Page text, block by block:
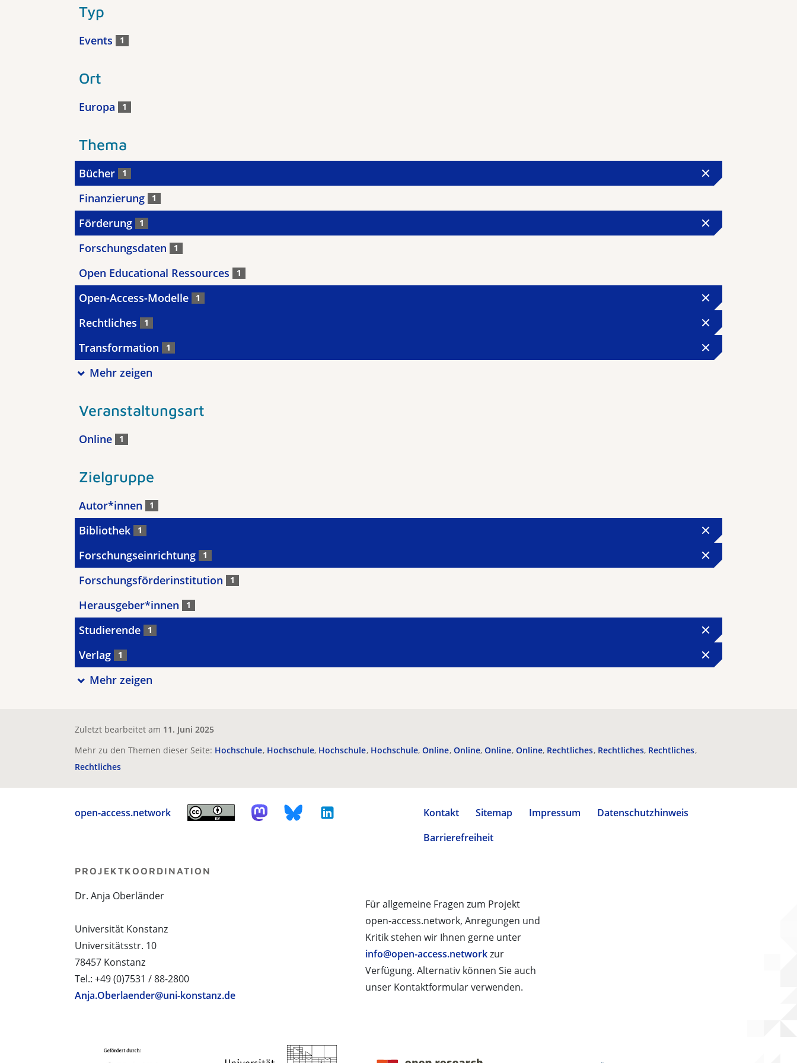
Typ
Events 1
Ort
Europa 1
Thema
Bücher 1
Finanzierung 1
Förderung 1
Forschungsdaten 1
Open Educational Ressources 1
Open-Access-Modelle 1
Rechtliches 1
Transformation 1
Mehr zeigen
Veranstaltungsart
Online 1
Zielgruppe
Autor*innen 1
Bibliothek 1
Forschungseinrichtung 1
Forschungsförderinstitution 1
Herausgeber*innen 1
Studierende 1
Verlag 1
Mehr zeigen
Zuletzt bearbeitet am 11. Juni 2025
Mehr zu den Themen dieser Seite: Hochschule Hochschule Hochschule Hochschule Online Online Online Online Rechtliches Rechtliches Rechtliches
Rechtliches
open-access.network Kontakt Sitemap Impressum
Datenschutzhinweis
Barrierefreiheit
Für allgemeine Fragen zum Projekt
open-access.network, Anregungen und
Kritik stehen wir Ihnen gerne unter
info@open-access.networkzur
Verfügung. Alternativ können Sie auch
unser Kontaktformular verwenden.
PROJEKTKOORDINATION
Dr. Anja Oberländer
Universität Konstanz
Universitätsstr. 10
78457 Konstanz
Tel.: +49 (0)7531 / 88-2800
Anja.Oberlaender@uni-konstanz.de